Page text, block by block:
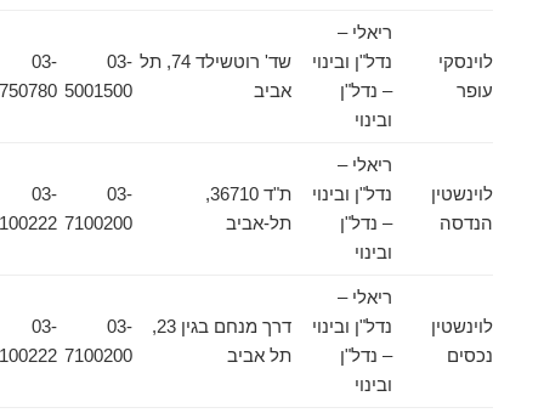
לוינסקי
עופר
ריאלי –
נדל"ן ובינוי
– נדל"ן
ובינוי
שד' רוטשילד 74, תל
אביב
03-
5001500
5750780
לוינשטין
הנדסה
ריאלי –
נדל"ן ובינוי
– נדל"ן
ובינוי
ת"ד 36710,
תל-אביב
7100200
7100222
לוינשטין
נכסים
ריאלי –
נדל"ן ובינוי
– נדל"ן
ובינוי
דרך מנחם בגין 23,
תל אביב
03-
7100200
7100222